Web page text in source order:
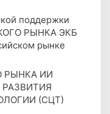
поддержки
РЫНКА ЭКБ
рынке
РЫНКА ИИ
(СЦТ)